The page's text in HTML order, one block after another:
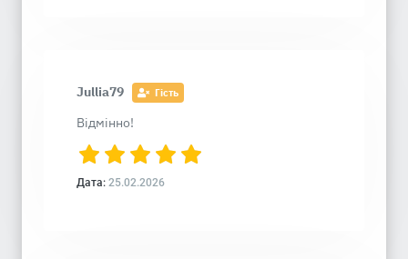
Jullia79 Гість
Відмінно!
Дата: 25.02.2026